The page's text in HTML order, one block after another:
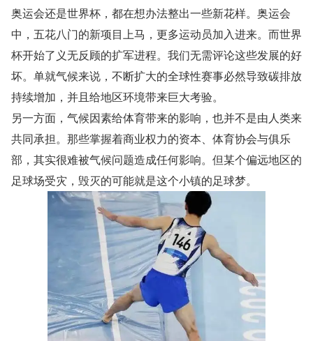
奥运会还是世界杯，都在想办法整出一些新花样。奥运会
中，五花八门的新项目上马，更多运动员加入进来。而世界
杯开始了义无反顾的扩军进程。我们无需评论这些发展的好
坏。单就气候来说，不断扩大的全球性赛事必然导致碳排放
持续增加，并且给地区环境带来巨大考验。
另一方面，气候因素给体育带来的影响，也并不是由人类来
共同承担。那些掌握着商业权力的资本、体育协会与俱乐
部，其实很难被气候问题造成任何影响。但某个偏远地区的
足球场受灾，毁灭的可能就是这个小镇的足球梦。